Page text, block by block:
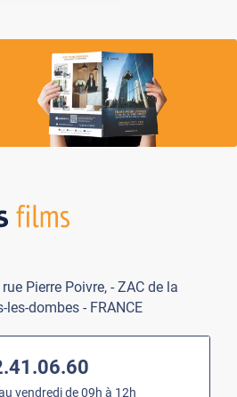
Pierre Poivre, - ZAC de la
dombes - FRANCE
vendredi de 09h à 12h